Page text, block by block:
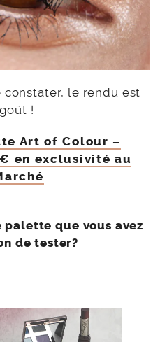
le rendu est
!
Art of Colour –
en exclusivité au
que vous avez
de tester?